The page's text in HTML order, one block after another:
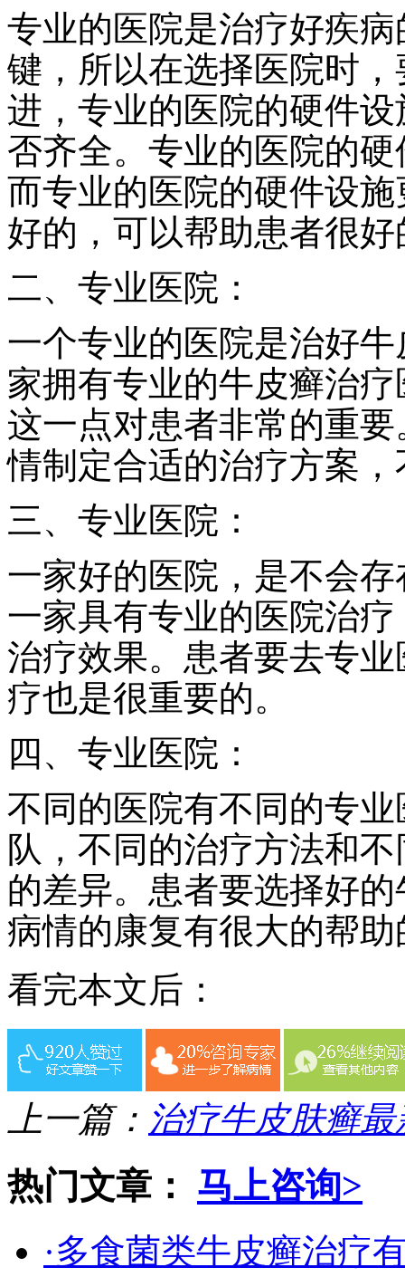
专业的医院是治疗好疾
键，所以在选择医院时
进，专业的医院的硬件
否齐全。专业的医院的
而专业的医院的硬件设
好的，可以帮助患者很
二、专业医院：
一个专业的医院是治好
家拥有专业的牛皮癣治
这一点对患者非常的重
情制定合适的治疗方案
三、专业医院：
一家好的医院，是不会
一家具有专业的医院治
治疗效果。患者要去专
疗也是很重要的。
四、专业医院：
不同的医院有不同的专
队，不同的治疗方法和
的差异。患者要选择好
病情的康复有很大的帮助
看完本文后：
上一篇： 治疗牛皮肤癣
热门文章： 马上咨询>
·多食菌类牛皮癣治疗